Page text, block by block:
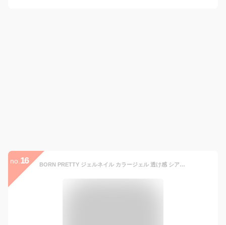
no. 16 BORN PRETTY ジェルネイル カラージェル 透け感 シアーカラージェル ネイルアート 秋冬単品 ヌードピンク 透明感 シンプル UV/LED対応 ポリッシュタイプ セルフジェルネイル オフィスジェルネイル 初心者 化粧品 ネイリスト ネイルサロン 秋ネイル 冬ネイル